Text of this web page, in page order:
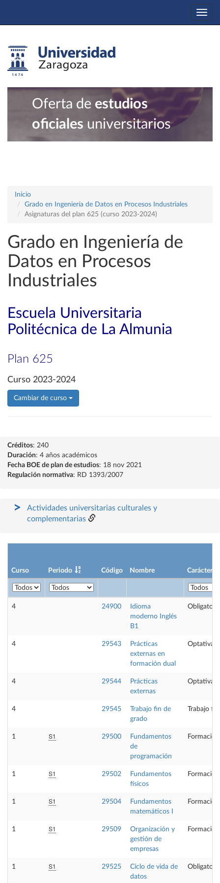
Oferta de estudios
oficiales universitarios
Inicio
Grado en Ingeniería de Datos en Procesos Industriales
Asignaturas del plan 625 (curso 2023-2024)
Grado en Ingeniería de
Datos en Procesos
Industriales
Escuela Universitaria
Politécnica de La Almunia
Plan 625
Curso 2023-2024
Cambiar de curso
Créditos: 240
Duración: 4 años académicos
Fecha BOE de plan de estudios: 18 nov 2021
Regulación normativa: RD 1393/2007
Actividades universitarias culturales y
complementarias
Curso Periodo Código Nombre Carácter
4 24900
Idioma
moderno Inglés
B1
Obligatoria
4 29543
Prácticas
externas en
formación dual
Optativa
4 29544
Prácticas
externas
Optativa
4 29545
Trabajo fin de
grado
Trabajo
1 S1 29500
Fundamentos
de
programación
1 S1 29502
Fundamentos
físicos
1 S1 29504
Fundamentos
matemáticos I
1 S1 29509
Organización y
gestión de
empresas
1 S1 29525
Ciclo de vida de
datos
Obligatoria